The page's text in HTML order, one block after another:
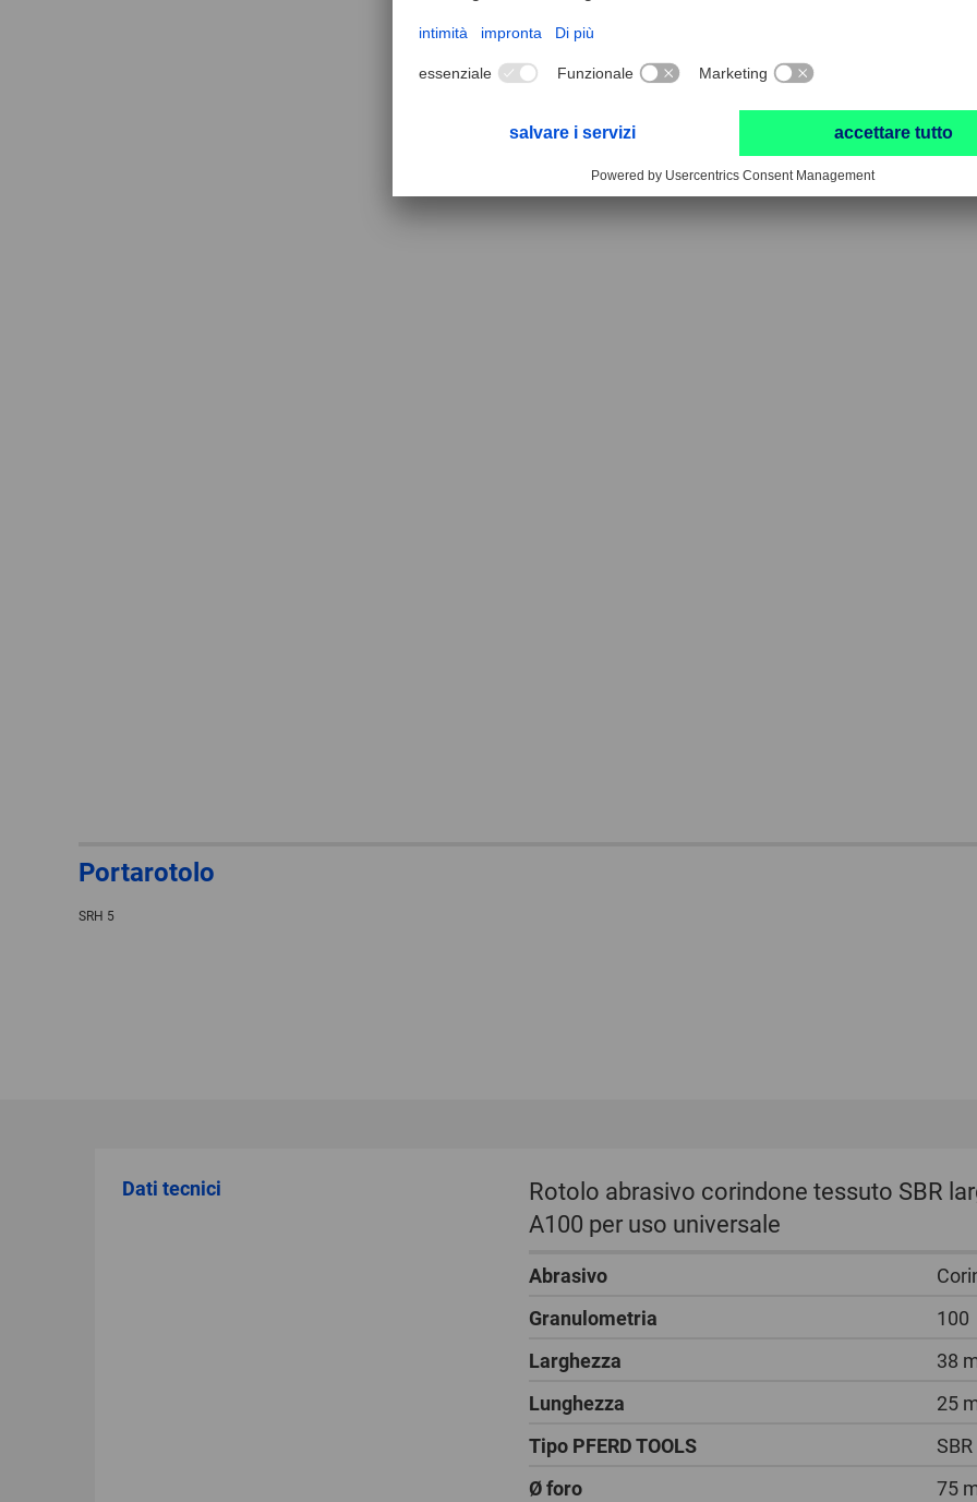
Portarotolo
SRH 5
Dati tecnici
Rotolo abrasivo corindone tessuto SBR
A100 per uso universale
Abrasivo
Granulometria
100
Larghezza
38
Lunghezza
25
Tipo PFERD TOOLS
Ø foro
75